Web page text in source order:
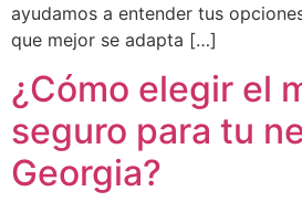
ayudamos a entender tus
que mejor se adapta […]
¿Cómo elegir el
seguro para tu
Georgia?